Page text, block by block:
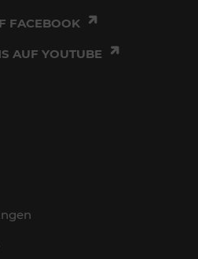
FACEBOOK
AUF YOUTUBE